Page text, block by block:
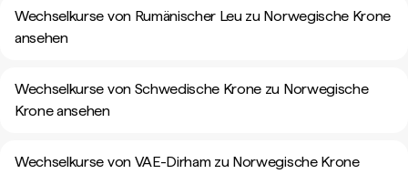
Wechselkurse von Rumänischer Leu zu Norwegische Krone
ansehen
Wechselkurse von Schwedische Krone zu Norwegische
Krone ansehen
Wechselkurse von VAE-Dirham zu Norwegische Krone